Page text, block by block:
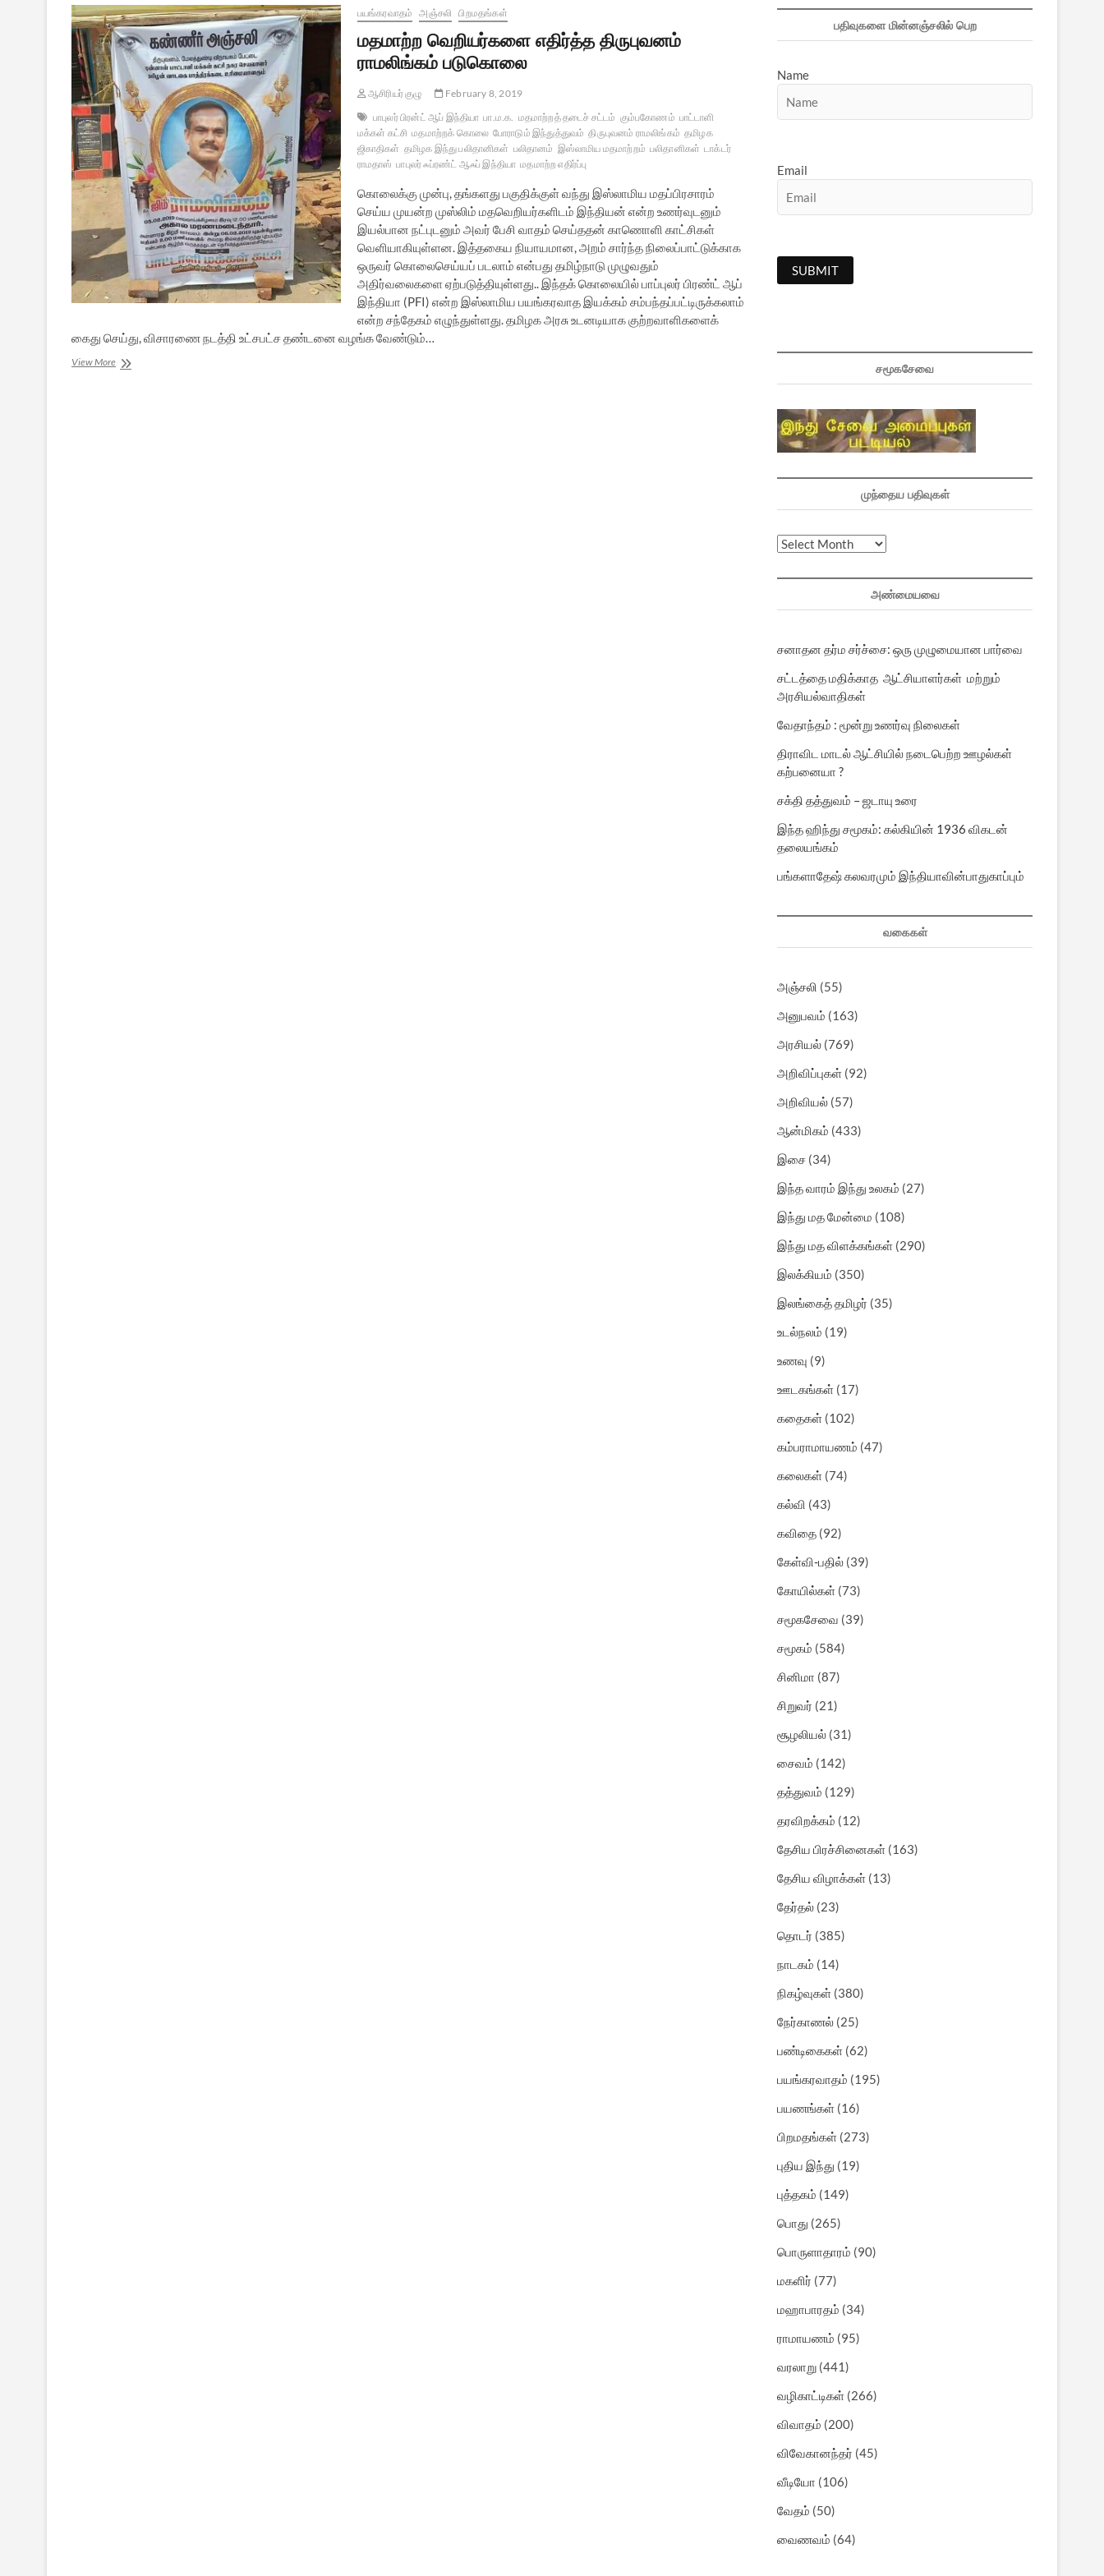
பயங்கரவாதம் அஞ்சலி பிறமதங்கள்
மதமாற்ற வெறியர்களை எதிர்த்த திருபுவனம்
ராமலிங்கம் படுகொலை
ஆசிரியர் குழு
February 8, 2019
பாபுலர் பிரன்ட் ஆப் இந்தியா பா.ம.க. மதமாற்றத் தடைச் சட்டம் கும்பகோணம் பாட்டாளி
மக்கள் கட்சி மதமாற்றக் கொலை போராடும் இந்துத்துவம் திருபுவனம் ராமலிங்கம் தமிழக
ஜிகாதிகள் தமிழக இந்து பலிதானிகள் பலிதானம் இஸ்லாமிய மதமாற்றம் பலிதானிகள் டாக்டர்
ராமதாஸ் பாபுலர் ஃப்ரண்ட் ஆஃப் இந்தியா மதமாற்ற எதிர்ப்பு
கொலைக்கு முன்பு, தங்களது பகுதிக்குள் வந்து இஸ்லாமிய மதப்பிரசாரம்
செய்ய முயன்ற முஸ்லிம் மதவெறியர்களிடம் இந்தியன் என்ற உணர்வுடனும்
இயல்பான நட்புடனும் அவர் பேசி வாதம் செய்ததன் காணொளி காட்சிகள்
வெளியாகியுள்ளன. இத்தகைய நியாயமான, அறம் சார்ந்த நிலைப்பாட்டுக்காக
ஒருவர் கொலைசெய்யப் படலாம் என்பது தமிழ்நாடு முழுவதும்
அதிர்வலைகளை ஏற்படுத்தியுள்ளது.. இந்தக் கொலையில் பாப்புலர் பிரண்ட் ஆப்
இந்தியா (PFI) என்ற இஸ்லாமிய பயங்கரவாத இயக்கம் சம்பந்தப்பட்டிருக்கலாம்
என்ற சந்தேகம் எழுந்துள்ளது. தமிழக அரசு உடனடியாக குற்றவாளிகளைக்
கைது செய்து, விசாரணை நடத்தி உட்சபட்ச தண்டனை வழங்க வேண்டும்…
View Moreமதமாற்ற
பதிவுகளை மின்னஞ்சலில் பெற
Name
Email
சமூகசேவை
முந்தைய பதிவுகள்
முந்தைய
அண்மையவை
சனாதன தர்ம சர்ச்சை: ஒரு முழுமையான பார்வை
சட்டத்தை மதிக்காத ஆட்சியாளர்கள் மற்றும்
அரசியல்வாதிகள்
வேதாந்தம் : மூன்று உணர்வு நிலைகள்
திராவிட மாடல் ஆட்சியில் நடைபெற்ற ஊழல்கள்
கற்பனையா ?
சக்தி தத்துவம் – ஜடாயு உரை
இந்த ஹிந்து சமூகம்: கல்கியின் 1936 விகடன்
தலையங்கம்
பங்களாதேஷ் கலவரமும் இந்தியாவின்பாதுகாப்பும்
வகைகள்
அஞ்சலி (55)
அனுபவம் (163)
அரசியல் (769)
அறிவிப்புகள் (92)
அறிவியல் (57)
ஆன்மிகம் (433)
இசை (34)
இந்த வாரம் இந்து உலகம் (27)
இந்து மத மேன்மை (108)
இந்து மத விளக்கங்கள் (290)
இலக்கியம் (350)
இலங்கைத் தமிழர் (35)
உடல்நலம் (19)
உணவு (9)
ஊடகங்கள் (17)
கதைகள் (102)
கம்பராமாயணம் (47)
கலைகள் (74)
கல்வி (43)
கவிதை (92)
கேள்வி-பதில் (39)
கோயில்கள் (73)
சமூகசேவை (39)
சமூகம் (584)
சினிமா (87)
சிறுவர் (21)
சூழலியல் (31)
சைவம் (142)
தத்துவம் (129)
தரவிறக்கம் (12)
தேசிய பிரச்சினைகள் (163)
தேசிய விழாக்கள் (13)
தேர்தல் (23)
தொடர் (385)
நாடகம் (14)
நிகழ்வுகள் (380)
நேர்காணல் (25)
பண்டிகைகள் (62)
பயங்கரவாதம் (195)
பயணங்கள் (16)
பிறமதங்கள் (273)
புதிய இந்து (19)
புத்தகம் (149)
பொது (265)
பொருளாதாரம் (90)
மகளிர் (77)
மஹாபாரதம் (34)
ராமாயணம் (95)
வரலாறு (441)
வழிகாட்டிகள் (266)
விவாதம் (200)
விவேகானந்தர் (45)
வீடியோ (106)
வேதம் (50)
வைணவம் (64)